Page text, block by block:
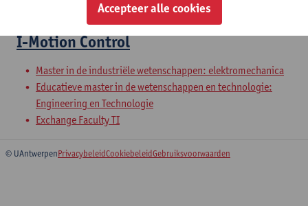
elektromechanica
I-Motion Control
Master in de industriële wetenschappen: elektromechanica
Educatieve master in de wetenschappen en technologie:
Engineering en Technologie
Exchange Faculty TI
© UAntwerpenPrivacybeleidCookiebeleidGebruiksvoorwaarden
Accepteer alle cookies